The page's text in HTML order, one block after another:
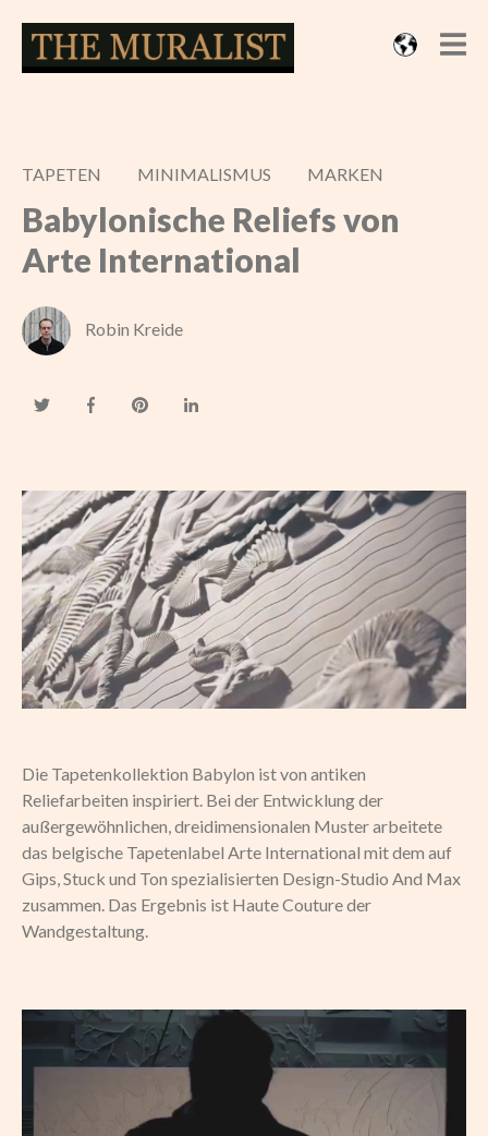
TAPETEN MINIMALISMUS MARKEN
Babylonische Reliefs von
Arte International
Robin Kreide
Die Tapetenkollektion Babylon ist von antiken
Reliefarbeiten inspiriert. Bei der Entwicklung der
außergewöhnlichen, dreidimensionalen Muster arbeitete
das belgische Tapetenlabel Arte International mit dem auf
Gips, Stuck und Ton spezialisierten Design-Studio And Max
zusammen. Das Ergebnis ist Haute Couture der
Wandgestaltung.